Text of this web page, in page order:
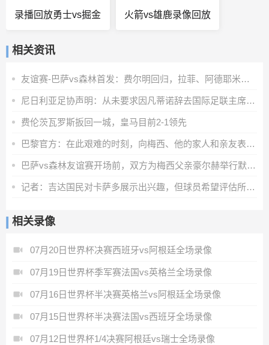
录播回放勇士vs掘金 火箭vs雄鹿录像回放
相关资讯
友谊赛-巴萨vs森林首发：费尔明回归，拉菲、阿德耶米、马丁出战
尼日利亚足协声明：从未要求因凡蒂诺辞去国际足联主席职务
费伦茨瓦罗斯扳回一城，皇马目前2-1领先
巴黎官方：在此艰难的时刻，向梅西、他的家人和亲友表示全力支持
巴萨vs森林友谊赛开场前，双方为梅西父亲豪尔赫举行默哀仪式
记者：吉达国民对卡萨多展示出兴趣，但球员希望评估所有报价
相关录像
07月20日世界杯决赛西班牙vs阿根廷全场录像
07月19日世界杯季军赛法国vs英格兰全场录像
07月16日世界杯半决赛英格兰vs阿根廷全场录像
07月15日世界杯半决赛法国vs西班牙全场录像
07月12日世界杯1/4决赛阿根廷vs瑞士全场录像